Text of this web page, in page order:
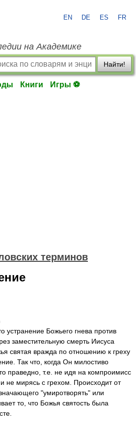
EN DE ES FR
на Академике
Найти!
Книги Игры ⚽
терминов
устранение Божьего гнева против
заместительную смерть Иисуса
святая вражда по отношению к греху
Так что, когда Он милостиво
праведно, т.е. не идя на компроимисс
не мирясь с грехом. Происходит от
"умиротворять" или
то, что Божья святость была